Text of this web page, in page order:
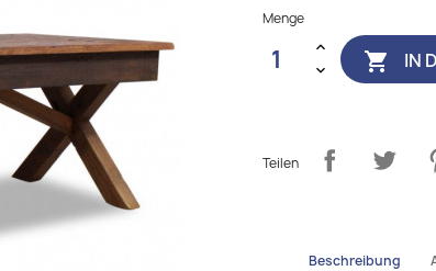
Menge
 IN
Teilen
Beschreibung